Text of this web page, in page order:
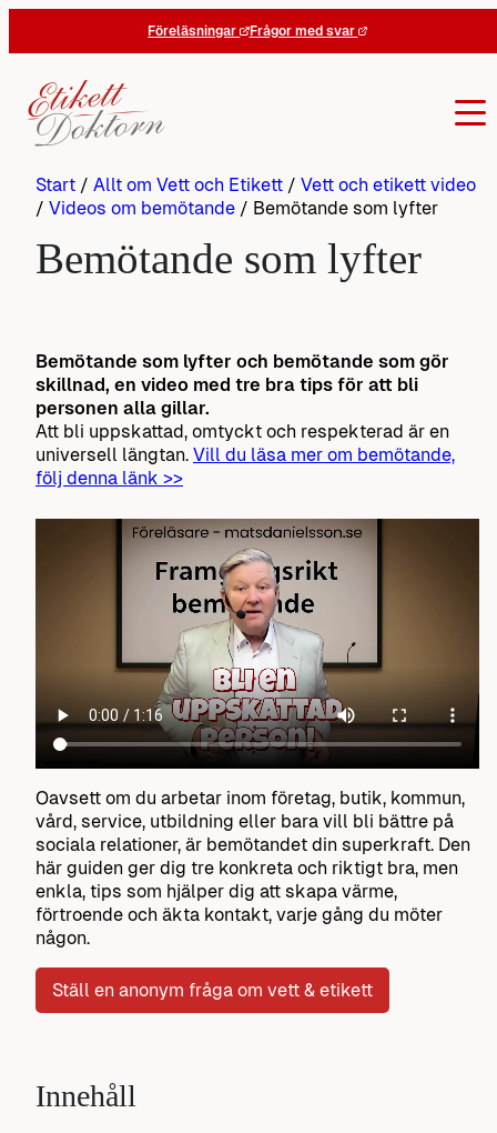
Föreläsningar Frågor med svar
Start / Allt om Vett och Etikett / Vett och etikett video
/ Videos om bemötande / Bemötande som lyfter
Bemötande som lyfter
Bemötande som lyfter och bemötande som gör
skillnad, en video med tre bra tips för att bli
personen alla gillar.
Att bli uppskattad, omtyckt och respekterad är en
universell längtan. Vill du läsa mer om bemötande,
följ denna länk >>
Oavsett om du arbetar inom företag, butik, kommun,
vård, service, utbildning eller bara vill bli bättre på
sociala relationer, är bemötandet din superkraft. Den
här guiden ger dig tre konkreta och riktigt bra, men
enkla, tips som hjälper dig att skapa värme,
förtroende och äkta kontakt, varje gång du möter
någon.
Ställ en anonym fråga om vett & etikett
Innehåll